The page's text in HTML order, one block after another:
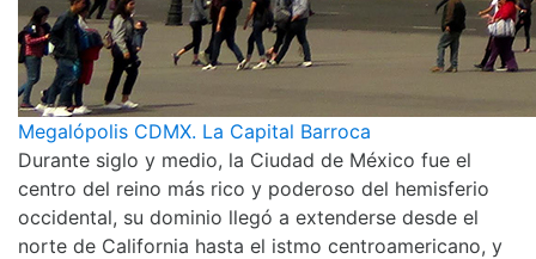
Megalópolis CDMX. La Capital Barroca
Durante siglo y medio, la Ciudad de México fue el
centro del reino más rico y poderoso del hemisferio
occidental, su dominio llegó a extenderse desde el
norte de California hasta el istmo centroamericano, y